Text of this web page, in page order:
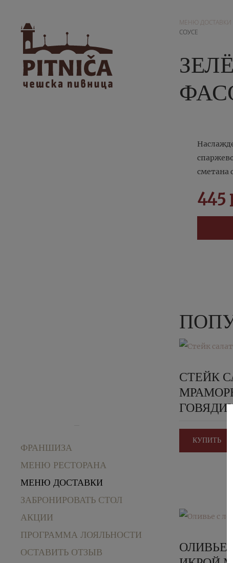
ФРАНШИЗА
МЕНЮ РЕСТОРАНА
МЕНЮ ДОСТАВКИ
ЗАБРОНИРОВАТЬ СТОЛ
АКЦИИ
ПРОГРАММА ЛОЯЛЬНОСТИ
ОСТАВИТЬ ОТЗЫВ
МЕНЮ ДОСТАВКИ
СОУСЕ
сметана
445
СТЕЙК
КУПИТЬ
ОЛИВЬЕ